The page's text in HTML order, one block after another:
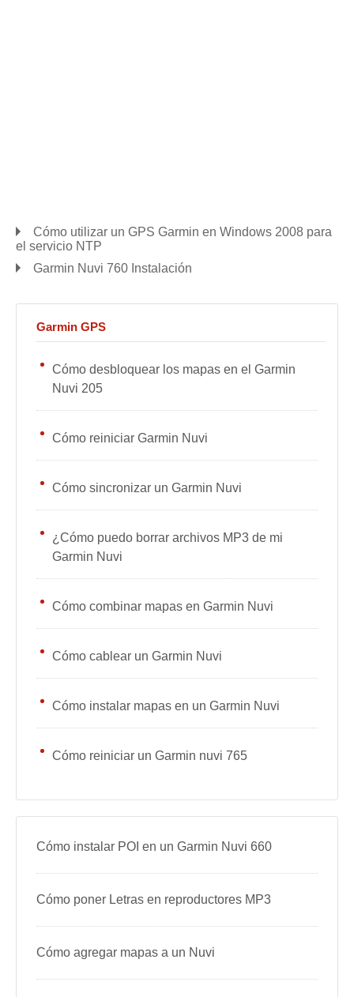
Cómo utilizar un GPS Garmin en Windows 2008 para
el servicio NTP
Garmin Nuvi 760 Instalación
Garmin GPS
Cómo desbloquear los mapas en el Garmin
Nuvi 205
Cómo reiniciar Garmin Nuvi
Cómo sincronizar un Garmin Nuvi
¿Cómo puedo borrar archivos MP3 de mi
Garmin Nuvi
Cómo combinar mapas en Garmin Nuvi
Cómo cablear un Garmin Nuvi
Cómo instalar mapas en un Garmin Nuvi
Cómo reiniciar un Garmin nuvi 765
Cómo instalar POI en un Garmin Nuvi 660
Cómo poner Letras en reproductores MP3
Cómo agregar mapas a un Nuvi